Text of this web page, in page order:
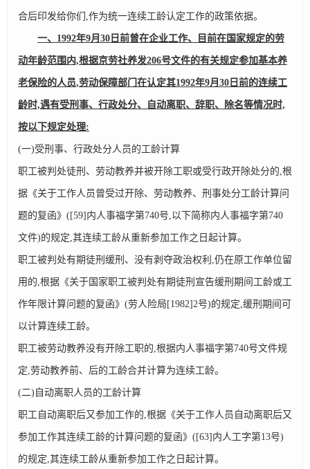
合后印发给你们,作为统一连续工龄认定工作的政策依据。
一、1992年9月30日前曾在企业工作、目前在国家规定的劳
动年龄范围内,根据京劳社养发206号文件的有关规定参加基本养
老保险的人员,劳动保障部门在认定其1992年9月30日前的连续工
龄时,遇有受刑事、行政处分、自动离职、辞职、除名等情况时,
按以下规定处理:
(一)受刑事、行政处分人员的工龄计算
职工被判处徒刑、劳动教养并被开除工职或受行政开除处分的,根
据《关于工作人员曾受过开除、劳动教养、刑事处分工龄计算问
题的复函》([59]内人事福字第740号,以下简称内人事福字第740
文件)的规定,其连续工龄从重新参加工作之日起计算。
职工被判处有期徒刑缓刑、没有剥夺政治权利,仍在原工作单位留
用的,根据《关于国家职工被判处有期徒刑宣告缓刑期间工龄或工
作年限计算问题的复函》(劳人险局[1982]2号)的规定,缓刑期间可
以计算连续工龄。
职工被劳动教养没有开除工职的,根据内人事福字第740号文件规
定,劳动教养前、后的工龄合并计算为连续工龄。
(二)自动离职人员的工龄计算
职工自动离职后又参加工作的,根据《关于工作人员自动离职后又
参加工作其连续工龄的计算问题的复函》([63]内人工字第13号)
的规定,其连续工龄从重新参加工作之日起计算。